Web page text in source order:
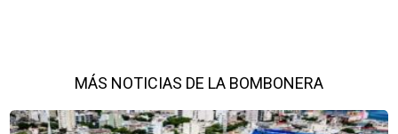
MÁS NOTICIAS DE LA BOMBONERA